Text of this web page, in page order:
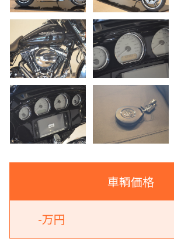
車輌価格
-万円